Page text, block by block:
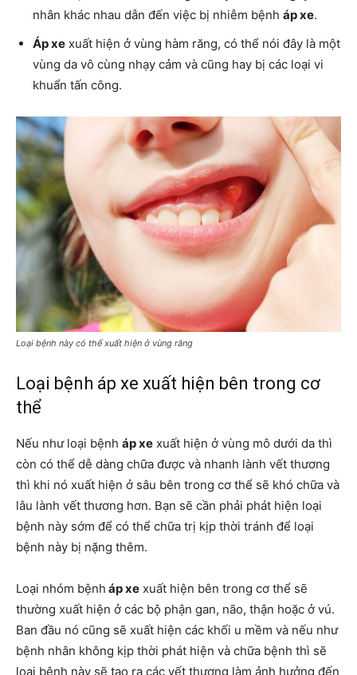
nhân khác nhau dẫn đến việc bị nhiễm bệnh áp xe.
Áp xe xuất hiện ở vùng hàm răng, có thể nói đây là một
vùng da vô cùng nhạy cảm và cũng hay bị các loại vi
khuẩn tấn công.
Loại bệnh này có thể xuất hiện ở vùng răng
Loại bệnh áp xe xuất hiện bên trong cơ
thể
Nếu như loại bệnh áp xe xuất hiện ở vùng mô dưới da thì
còn có thể dễ dàng chữa được và nhanh lành vết thương
thì khi nó xuất hiện ở sâu bên trong cơ thể sẽ khó chữa và
lâu lành vết thương hơn. Bạn sẽ cần phải phát hiện loại
bệnh này sớm để có thể chữa trị kịp thời tránh để loại
bệnh này bị nặng thêm.
Loại nhóm bệnh áp xe xuất hiện bên trong cơ thể sẽ
thường xuất hiện ở các bộ phận gan, não, thận hoặc ở vú.
Ban đầu nó cũng sẽ xuất hiện các khối u mềm và nếu như
bệnh nhân không kịp thời phát hiện và chữa bệnh thì sẽ
loại bệnh này sẽ tạo ra các vết thương làm ảnh hưởng đến